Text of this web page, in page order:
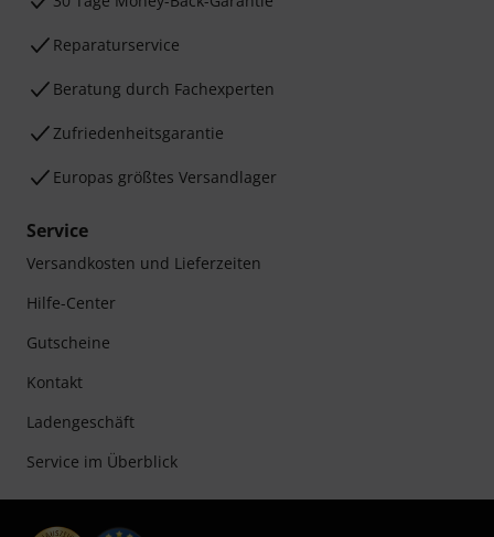
Reparaturservice
Beratung durch Fachexperten
Zufriedenheitsgarantie
Europas größtes Versandlager
Service
Versandkosten und Lieferzeiten
Hilfe-Center
Gutscheine
Kontakt
Ladengeschäft
Service im Überblick